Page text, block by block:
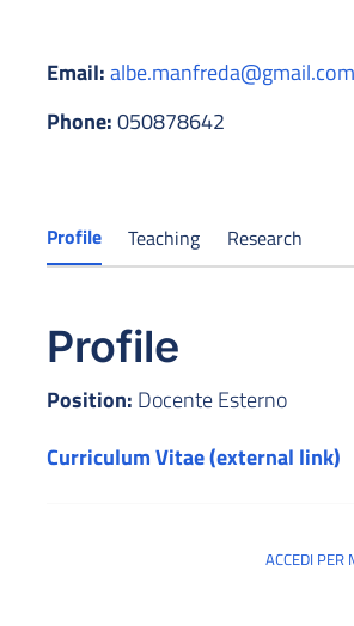
Email:albe.manfreda@gmail.com
Phone:050878642
Profile Teaching Research
Profile
Position: Docente Esterno
Curriculum Vitae (external link)
ACCEDI PER